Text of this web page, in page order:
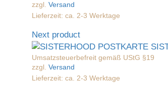
zzgl. Versand
Lieferzeit: ca. 2-3 Werktage
Next product
Umsatzsteuerbefreit gemäß UStG §19
zzgl. Versand
Lieferzeit: ca. 2-3 Werktage